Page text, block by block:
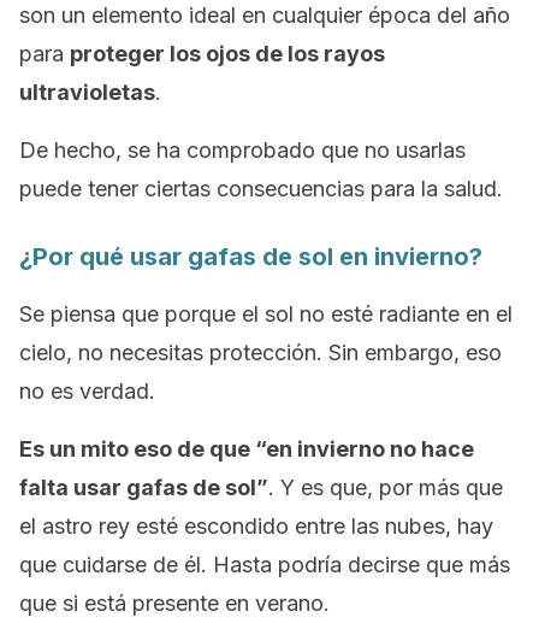
son un elemento ideal en cualquier época del año
para proteger los ojos de los rayos
ultravioletas.
De hecho, se ha comprobado que no usarlas
puede tener ciertas consecuencias para la salud.
¿Por qué usar gafas de sol en invierno?
Se piensa que porque el sol no esté radiante en el
cielo, no necesitas protección. Sin embargo, eso
no es verdad.
Es un mito eso de que “en invierno no hace
falta usar gafas de sol”. Y es que, por más que
el astro rey esté escondido entre las nubes, hay
que cuidarse de él. Hasta podría decirse que más
que si está presente en verano.